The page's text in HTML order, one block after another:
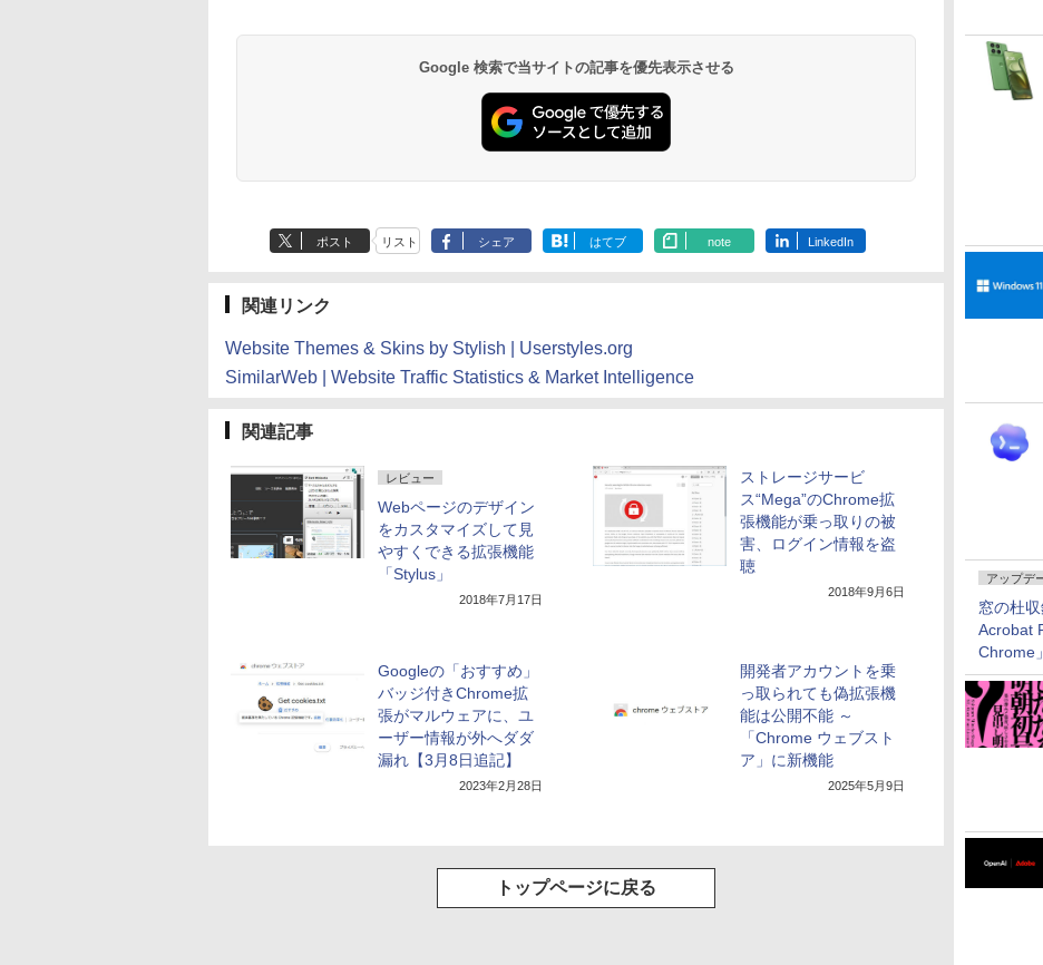
アップデ
窓の杜
Acrobat
Chrome
ズ (はぴーイラスト
マニュアル AI副業に
もKindle出版にも！
非エンジニアのため
のAIコーディング入
￥99
￥2,326
続バッテリー、6イン
書籍リーダー、ブラ
ック、16GB、広告な
￥16,980
るさ自動調整、色調
持続バッテリー、広
告なし、メタリック
ブラック
￥27,980
レイ、色調調節ライ
ッテリー、広告無
し、ブラック (2025
年発売)
￥31,980
Google 検索で当サイトの記事を優先表示させる
ポスト リスト シェア はてブ note LinkedIn
関連リンク
Website Themes & Skins by Stylish | Userstyles.org
SimilarWeb | Website Traffic Statistics & Market Intelligence
関連記事
レビュー
Webページのデザイン
をカスタマイズして見
やすくできる拡張機能
「Stylus」
2018年7月17日
ストレージサービ
ス“Mega”のChrome拡
張機能が乗っ取りの被
害、ログイン情報を盗
聴
2018年9月6日
Googleの「おすすめ」
バッジ付きChrome拡
張がマルウェアに、ユ
ーザー情報が外へダダ
漏れ【3月8日追記】
2023年2月28日
開発者アカウントを乗
っ取られても偽拡張機
能は公開不能 ～
「Chrome ウェブスト
ア」に新機能
2025年5月9日
トップページに戻る